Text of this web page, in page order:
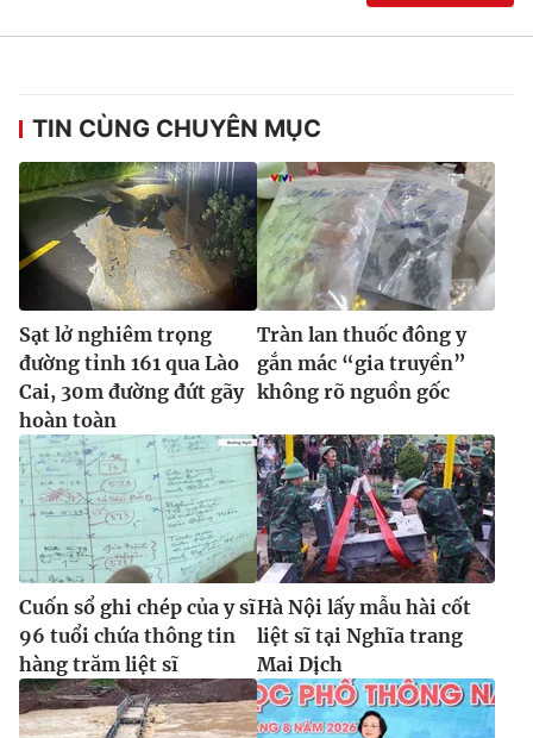
® Cấm sao chép dưới mọi hình thức nếu không có sự chấp
thuận bằng văn bản. Ghi rõ nguồn VTV.vn khi phát hành lại
thông tin từ website này.
TIN CÙNG CHUYÊN MỤC
Sạt lở nghiêm trọng
đường tỉnh 161 qua Lào
Cai, 30m đường đứt gãy
hoàn toàn
Tràn lan thuốc đông y
gắn mác “gia truyền”
không rõ nguồn gốc
Cuốn sổ ghi chép của y sĩ
96 tuổi chứa thông tin
hàng trăm liệt sĩ
Hà Nội lấy mẫu hài cốt
liệt sĩ tại Nghĩa trang
Mai Dịch